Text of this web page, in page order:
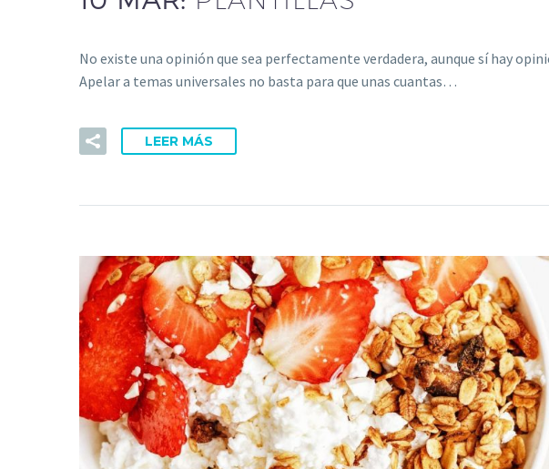
No existe una opinión que sea perfectamente verdadera, aunque sí hay
Apelar a temas universales no basta para que unas cuantas…
LEER MÁS